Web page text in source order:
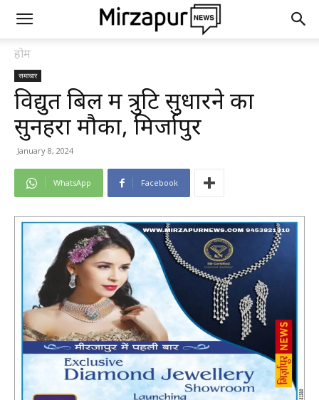
होम
समाचार
विद्युत बिल में त्रुटि सुधारने का
सुनहरा मौका, मिर्जापुर
January 8, 2024
WhatsApp Facebook